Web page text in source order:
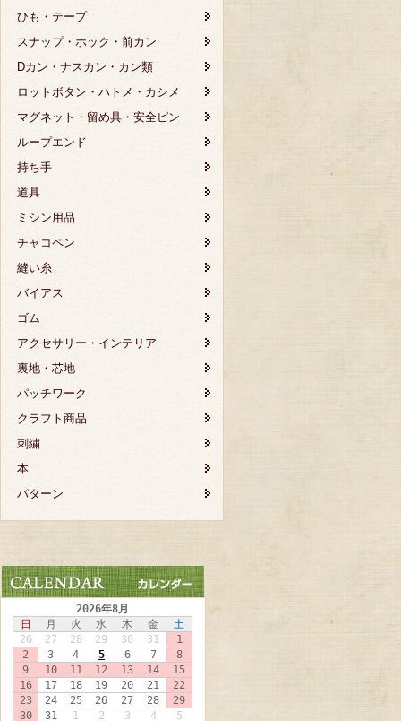
ひも・テープ
スナップ・ホック・前カン
Dカン・ナスカン・カン類
ロットボタン・ハトメ・カシメ
マグネット・留め具・安全ピン
ループエンド
持ち手
道具
ミシン用品
チャコペン
縫い糸
バイアス
ゴム
アクセサリー・インテリア
裏地・芯地
パッチワーク
クラフト商品
刺繍
本
パターン